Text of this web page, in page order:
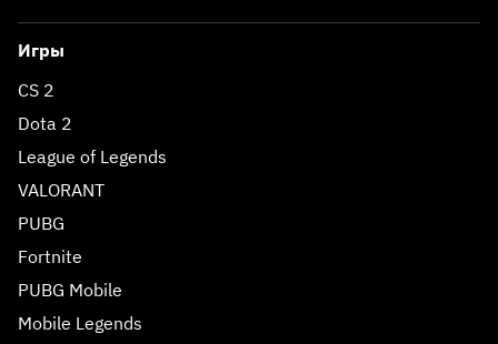
Игры
CS 2
Dota 2
League of Legends
VALORANT
PUBG
Fortnite
PUBG Mobile
Mobile Legends